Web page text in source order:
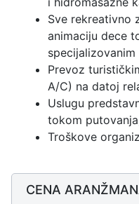
Sve rekreativno
animaciju dece
Prevoz
A/C) na datoj
Uslugu
tokom
Troškove
CENA